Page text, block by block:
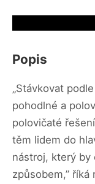
Popis
„Stávkovat
pohodlné a
polovičaté
těm lidem do
nástroj, který by
způsobem,”